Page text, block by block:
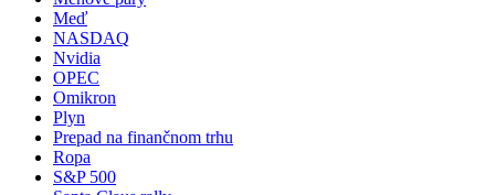
Meď
NASDAQ
Nvidia
OPEC
Omikron
Plyn
Prepad na finančnom trhu
Ropa
S&P 500